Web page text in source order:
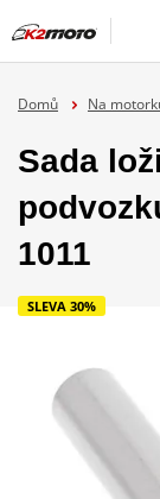
Domů Na
Sada
1011
SLEVA 30%